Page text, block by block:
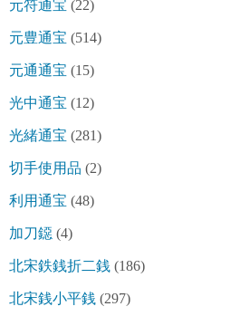
元符通宝 (22)
元豊通宝 (514)
元通通宝 (15)
光中通宝 (12)
光緒通宝 (281)
切手使用品 (2)
利用通宝 (48)
加刀鐚 (4)
北宋鉄銭折二銭 (186)
北宋銭小平銭 (297)